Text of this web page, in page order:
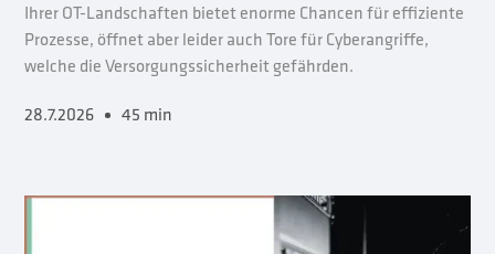
Ihrer OT-Landschaften bietet enorme Chancen für effiziente
Prozesse, öffnet aber leider auch Tore für Cyberangriffe,
welche die Versorgungssicherheit gefährden.
28.7.2026 45 min